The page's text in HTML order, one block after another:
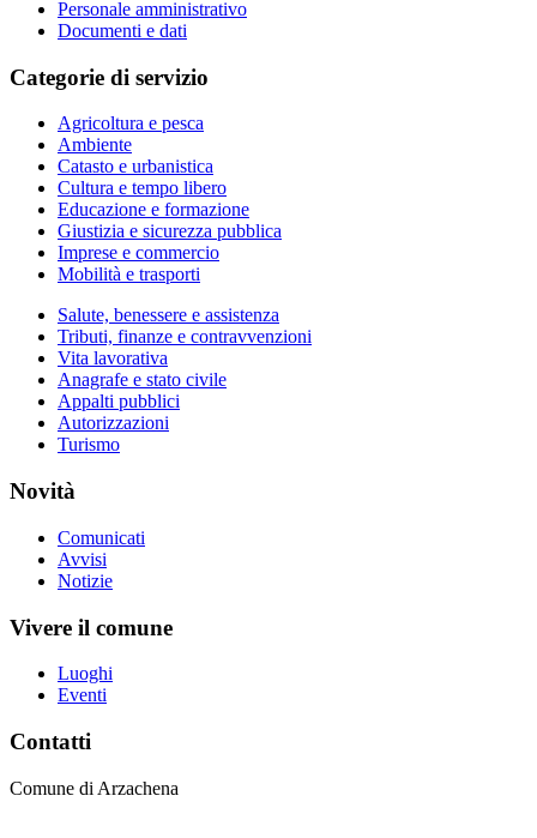
Personale amministrativo
Documenti e dati
Categorie di servizio
Agricoltura e pesca
Ambiente
Catasto e urbanistica
Cultura e tempo libero
Educazione e formazione
Giustizia e sicurezza pubblica
Imprese e commercio
Mobilità e trasporti
Salute, benessere e assistenza
Tributi, finanze e contravvenzioni
Vita lavorativa
Anagrafe e stato civile
Appalti pubblici
Autorizzazioni
Turismo
Novità
Comunicati
Avvisi
Notizie
Vivere il comune
Luoghi
Eventi
Contatti
Comune di Arzachena